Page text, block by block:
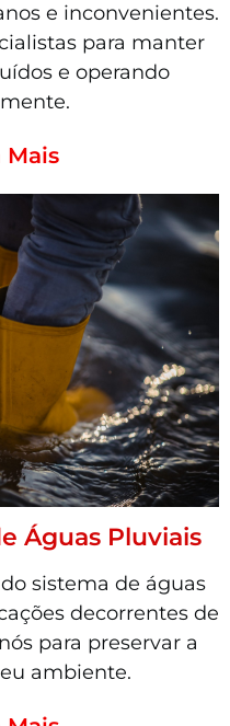
e inconvenientes.
para manter
e operando
Mais
Águas Pluviais
sistema de águas
decorrentes de
para preservar a
ambiente.